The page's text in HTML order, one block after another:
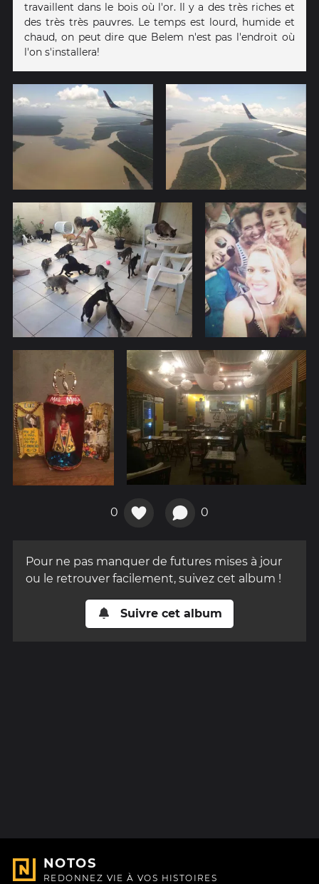
travaillent dans le bois où l'or. Il y a des très riches et
des très très pauvres. Le temps est lourd, humide et
chaud, on peut dire que Belem n'est pas l'endroit où
l'on s'installera!
0 0
Pour ne pas manquer de futures mises à jour
ou le retrouver facilement, suivez cet album !
Suivre cet album
NOTOS
REDONNEZ VIE À VOS HISTOIRES